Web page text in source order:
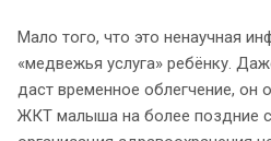
Мало того, что это ненаучная
«медвежья услуга» ребёнку.
даст временное облегчение, он
ЖКТ малыша на более поздние